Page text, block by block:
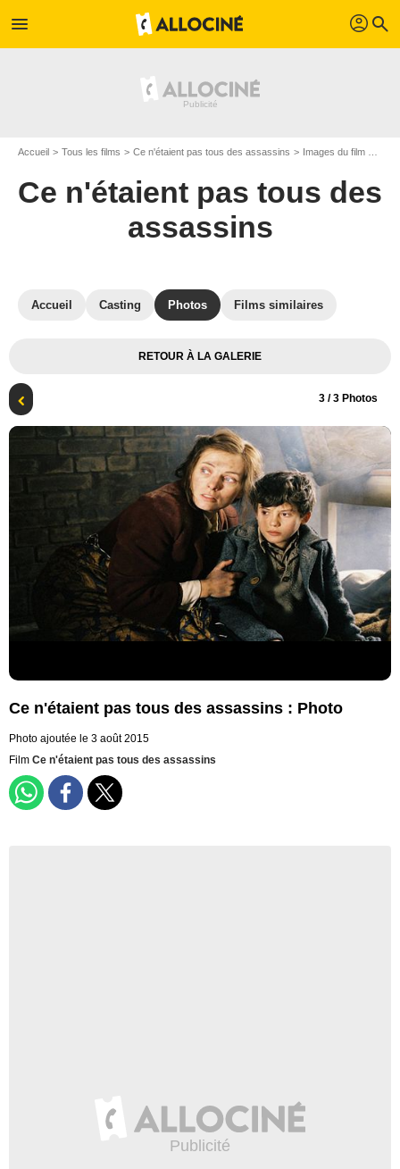
menu profil search
Accueil Tous les films Ce n'étaient pas tous des assassins Images du film Ce n'étaient pas tous des assassins
Ce n'étaient pas tous des
assassins
Accueil Casting Photos Films similaires
RETOUR À LA GALERIE
3 / 3 Photos
Ce n'étaient pas tous des assassins : Photo
Photo ajoutée le 3 août 2015
Film Ce n'étaient pas tous des assassins